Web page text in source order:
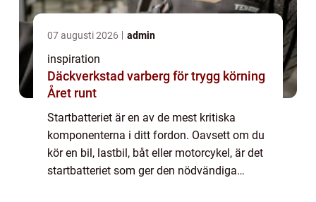
07 augusti 2026 admin
inspiration
Däckverkstad varberg för trygg körning
Året runt
Startbatteriet är en av de mest kritiska
komponenterna i ditt fordon. Oavsett om du
kör en bil, lastbil, båt eller motorcykel, är det
startbatteriet som ger den nödvändiga